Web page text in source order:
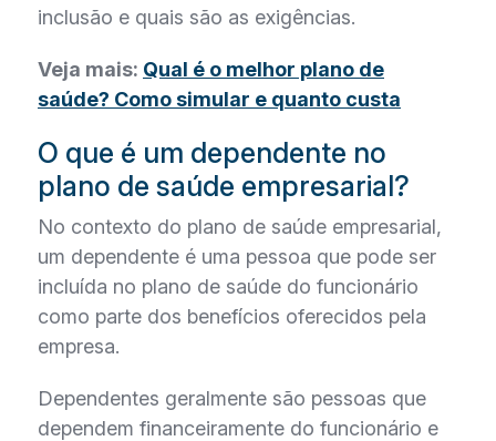
inclusão e quais são as exigências.
Veja mais: Qual é o melhor plano de
saúde? Como simular e quanto custa
O que é um dependente no
plano de saúde empresarial?
No contexto do plano de saúde empresarial,
um dependente é uma pessoa que pode ser
incluída no plano de saúde do funcionário
como parte dos benefícios oferecidos pela
empresa.
Dependentes geralmente são pessoas que
dependem financeiramente do funcionário e